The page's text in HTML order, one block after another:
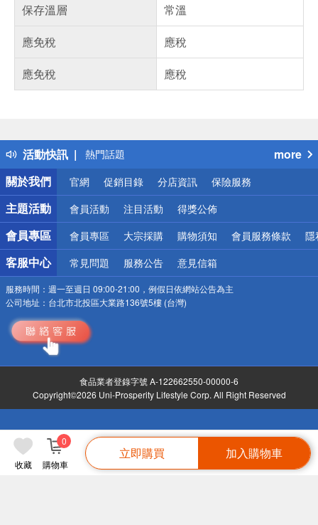
收藏 購物車
0
立即購買 加入購物車
保存溫層
常溫
應免稅
應稅
應免稅
應稅
活動快訊
得獎公告
熱門話題
銀行優惠
偏遠地區配送
詐騙網頁！請小心！
more
關於我們
官網 促銷目錄 分店資訊 保險服務
主題活動 會員活動 注目活動 得獎公佈
會員專區 會員專區 大宗採購 購物須知 會員服務條款 隱
客服中心 常見問題 服務公告 意見信箱
服務時間： 週一至週日 09:00-21:00，例假日依網站公告為主
公司地址： 台北市北投區大業路136號5樓 (台灣)
食品業者登錄字號 A-122662550-00000-6
Copyright©2026 Uni-Prosperity Lifestyle Corp. All Right Reserved